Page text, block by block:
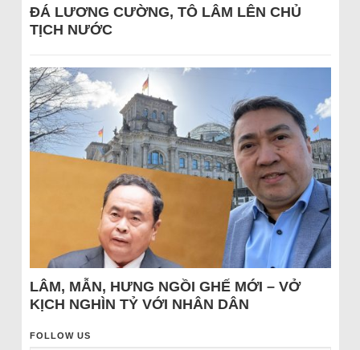
ĐÁ LƯƠNG CƯỜNG, TÔ LÂM LÊN CHỦ
TỊCH NƯỚC
LÂM, MẪN, HƯNG NGỒI GHẾ MỚI – VỞ
KỊCH NGHÌN TỶ VỚI NHÂN DÂN
FOLLOW US